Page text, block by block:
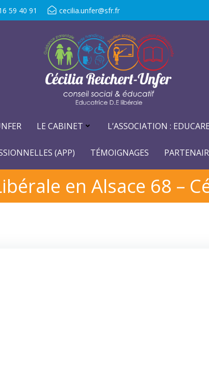
59 40 91 cecilia.unfer@sfr.fr
LE CABINET L’ASSOCIATION : EDUCARE
(APP) TÉMOIGNAGES
en Alsace 68 –